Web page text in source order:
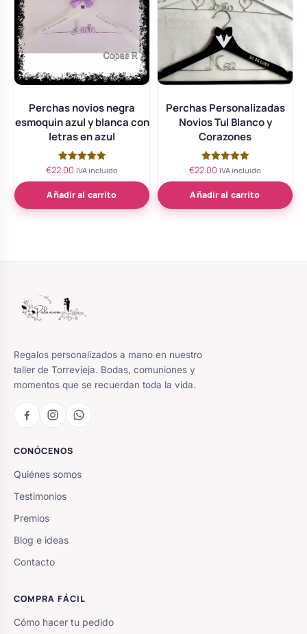
Perchas novios negra
esmoquin azul y blanca con
letras en azul
Valorado
de 5
€22.00 IVA incluido
Añadir al carrito
Perchas Personalizadas
Novios Tul Blanco y
Corazones
Valorado
de 5
€22.00 IVA incluido
Añadir al carrito
Regalos personalizados a mano en nuestro
taller de Torrevieja. Bodas, comuniones y
momentos que se recuerdan toda la vida.
CONÓCENOS
Quiénes somos
Testimonios
Premios
Blog e ideas
Contacto
COMPRA FÁCIL
Cómo hacer tu pedido